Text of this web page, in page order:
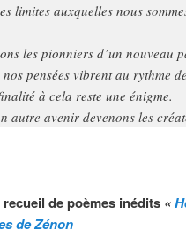
limites auxquelles nous
les pionniers d’un nouveau
nos pensées vibrent au rythme
à cela reste une énigme.
autre avenir devenons les
de poèmes inédits «
de Zénon